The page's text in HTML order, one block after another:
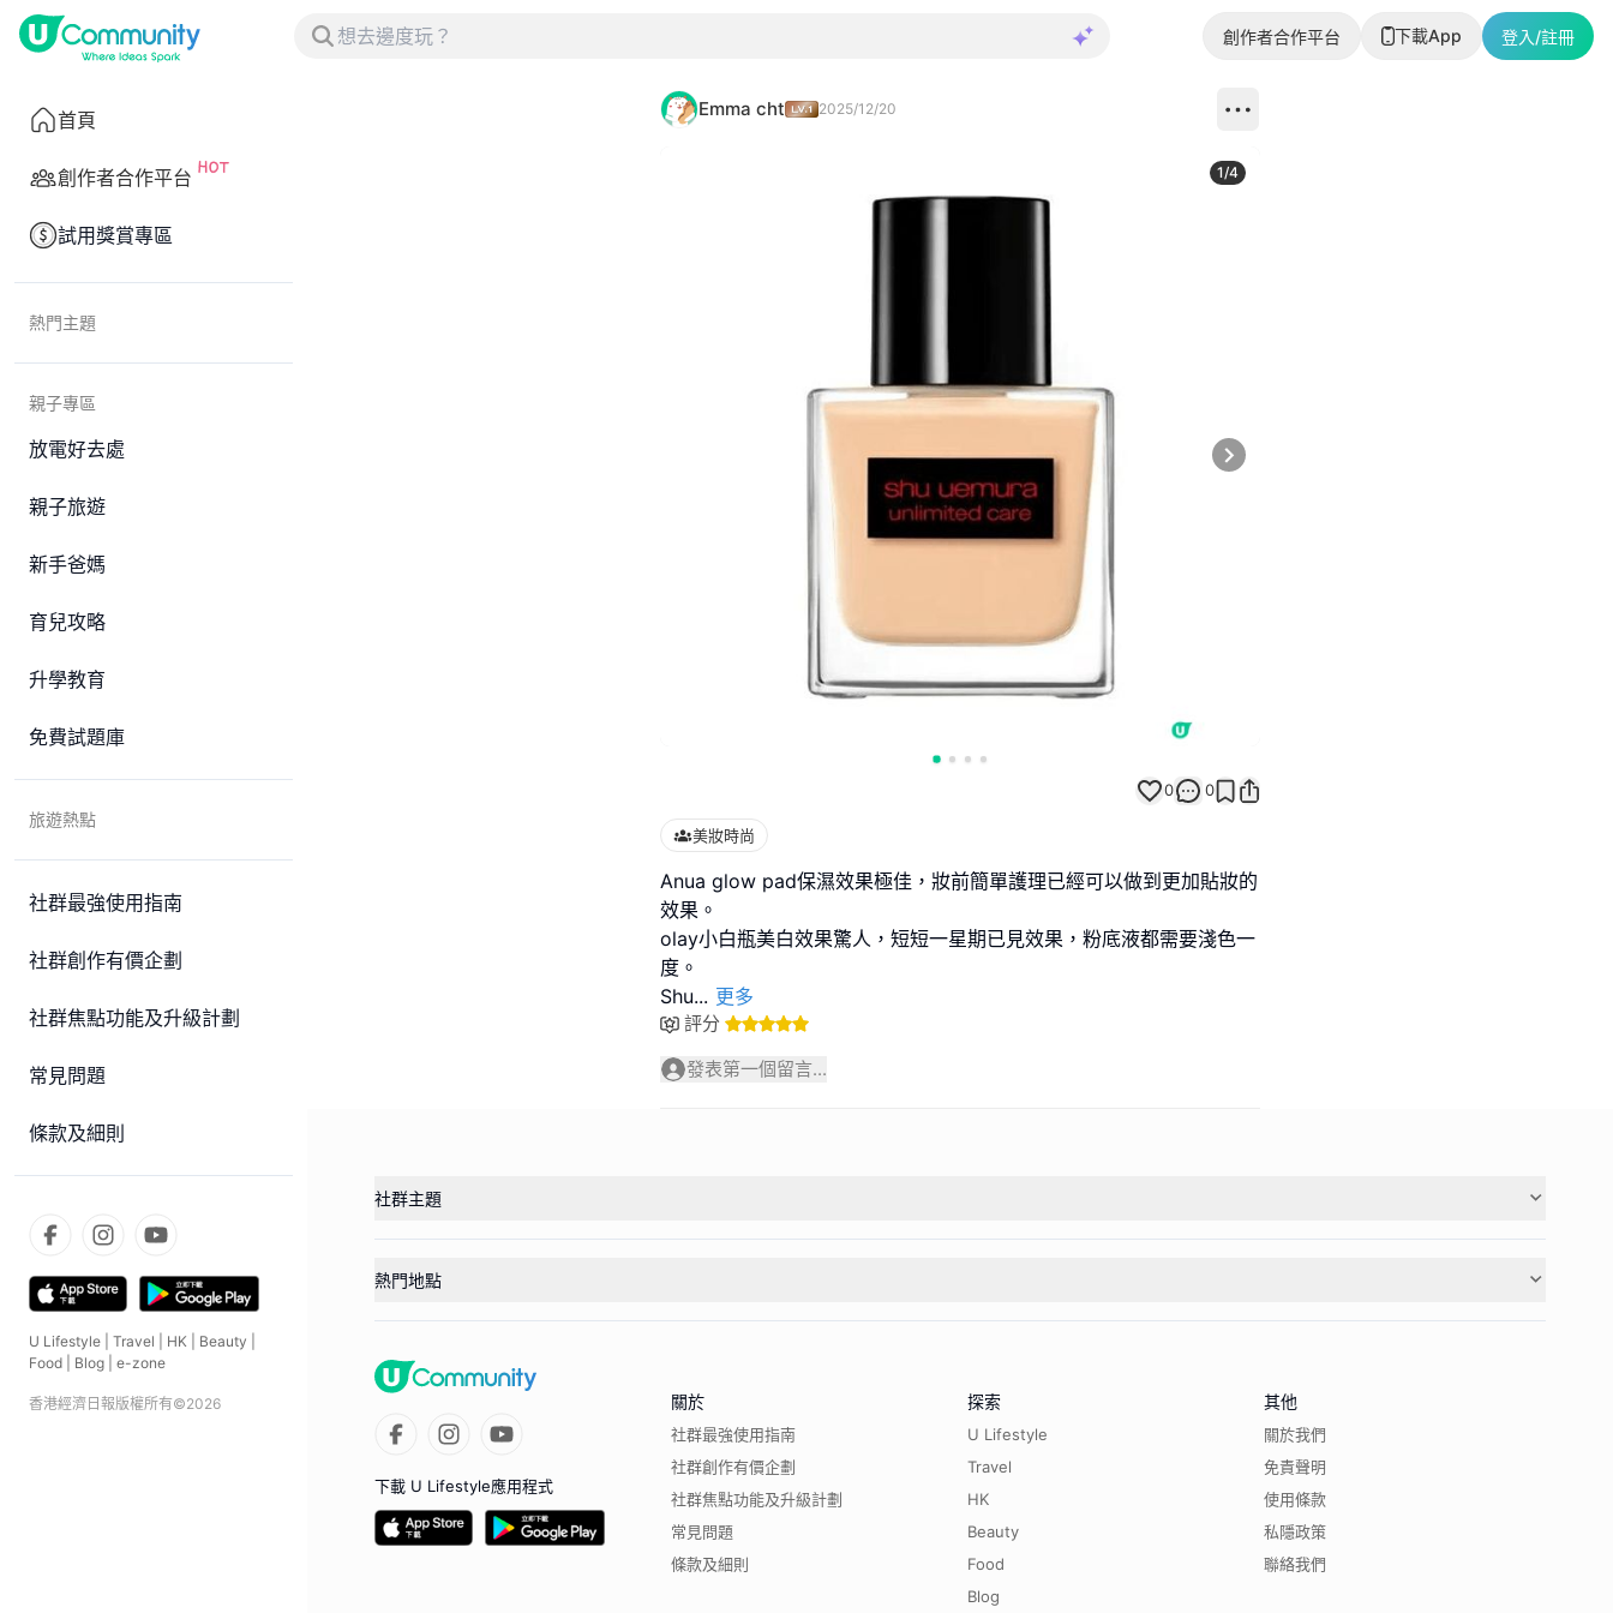
創作者合作平台 下載App 登入/註冊
首頁
創作者合作平台
試用獎賞專區
熱門主題
親子專區
放電好去處
親子旅遊
新手爸媽
育兒攻略
升學教育
免費試題庫
旅遊熱點
社群最強使用指南
社群創作有價企劃
社群焦點功能及升級計劃
常見問題
條款及細則
U Lifestyle Travel HK Beauty
Food
Blog e-zone
香港經濟日報版權所有©2026
Emma cht 2025/12/20
Next slide
1/4
0 0
美妝時尚
Anua glow pad保濕效果極佳，妝前簡單護理已經可以做到更加貼妝的
效果。
olay小白瓶美白效果驚人，短短一星期已見效果，粉底液都需要淺色一
度。
Shu... 更多
評分
發表第一個留言...
社群主題
熱門地點
下載 U Lifestyle應用程式
關於
社群最強使用指南
社群創作有價企劃
社群焦點功能及升級計劃
常見問題
條款及細則
探索
U Lifestyle
Travel
HK
Beauty
Food
Blog
其他
關於我們
免責聲明
使用條款
私隱政策
聯絡我們